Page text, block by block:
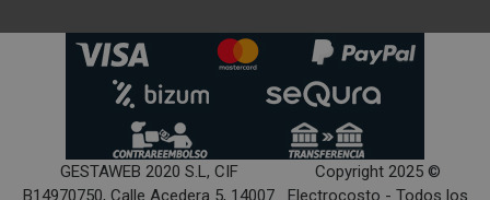
GESTAWEB 2020 S.L, CIF
B14970750, Calle Acedera 5, 14007
Copyright 2025 ©
Electrocosto - Todos los